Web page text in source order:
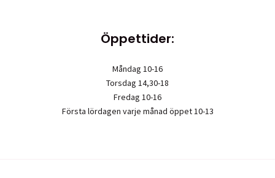
Öppettider:
Måndag 10-16
Torsdag 14,30-18
Fredag 10-16
Första lördagen varje månad öppet 10-13